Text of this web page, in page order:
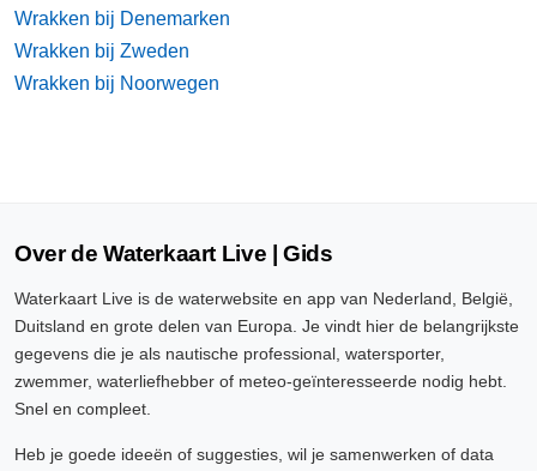
Wrakken bij Denemarken
Wrakken bij Zweden
Wrakken bij Noorwegen
Over de Waterkaart Live | Gids
Waterkaart Live is de waterwebsite en app van Nederland, België,
Duitsland en grote delen van Europa. Je vindt hier de belangrijkste
gegevens die je als nautische professional, watersporter,
zwemmer, waterliefhebber of meteo-geïnteresseerde nodig hebt.
Snel en compleet.
Heb je goede ideeën of suggesties, wil je samenwerken of data